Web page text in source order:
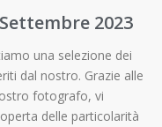
2023
una selezione dei
dal nostro. Grazie alle
fotografo, vi
delle particolarità